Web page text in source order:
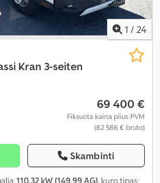
1 / 24
Kran 3-seiten
69 400 €
Fiksuota kaina plius PVM
(82 586 € bruto)
Skambinti
110,32 kW (149,99 AG), kuro tipas: